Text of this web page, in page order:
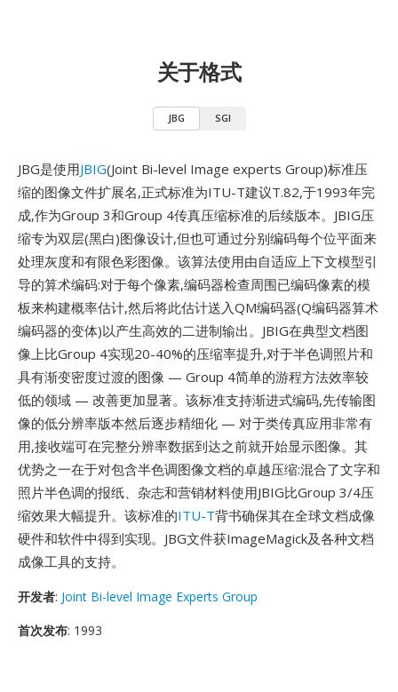
关于格式
JBG SGI
JBG是使用JBIG(Joint Bi-level Image experts Group)标准压
缩的图像文件扩展名,正式标准为ITU-T建议T.82,于1993年完
成,作为Group 3和Group 4传真压缩标准的后续版本。JBIG压
缩专为双层(黑白)图像设计,但也可通过分别编码每个位平面来
处理灰度和有限色彩图像。该算法使用由自适应上下文模型引
导的算术编码:对于每个像素,编码器检查周围已编码像素的模
板来构建概率估计,然后将此估计送入QM编码器(Q编码器算术
编码器的变体)以产生高效的二进制输出。JBIG在典型文档图
像上比Group 4实现20-40%的压缩率提升,对于半色调照片和
具有渐变密度过渡的图像 — Group 4简单的游程方法效率较
低的领域 — 改善更加显著。该标准支持渐进式编码,先传输图
像的低分辨率版本然后逐步精细化 — 对于类传真应用非常有
用,接收端可在完整分辨率数据到达之前就开始显示图像。其
优势之一在于对包含半色调图像文档的卓越压缩:混合了文字和
照片半色调的报纸、杂志和营销材料使用JBIG比Group 3/4压
缩效果大幅提升。该标准的ITU-T背书确保其在全球文档成像
硬件和软件中得到实现。JBG文件获ImageMagick及各种文档
成像工具的支持。
开发者: Joint Bi-level Image Experts Group
首次发布: 1993